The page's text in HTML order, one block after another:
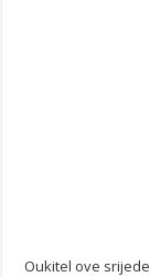
Oukitel ove